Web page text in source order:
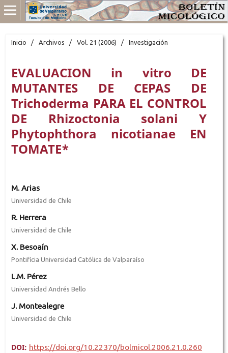
Inicio / Archivos / Vol. 21 (2006) / Investigación
EVALUACION in vitro DE
MUTANTES DE CEPAS DE
Trichoderma PARA EL CONTROL
DE Rhizoctonia solani Y
Phytophthora nicotianae EN
TOMATE*
M. Arias
Universidad de Chile
R. Herrera
Universidad de Chile
X. Besoaín
Pontificia Universidad Católica de Valparaíso
L.M. Pérez
Universidad Andrés Bello
J. Montealegre
Universidad de Chile
DOI: https://doi.org/10.22370/bolmicol.2006.21.0.260